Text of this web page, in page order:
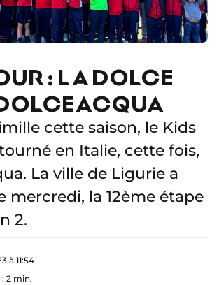
: LA DOLCE
cette saison, le Kids
en Italie, cette fois,
La ville de Ligurie a
mercredi, la 12ème étape
2.
à 11:54
2 min.